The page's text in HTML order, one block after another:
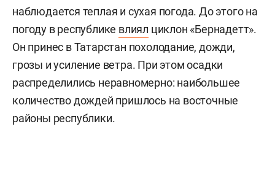
наблюдается теплая и сухая погода. До этого на
погоду в республике влиял циклон «Бернадетт».
Он принес в Татарстан похолодание, дожди,
грозы и усиление ветра. При этом осадки
распределились неравномерно: наибольшее
количество дождей пришлось на восточные
районы республики.